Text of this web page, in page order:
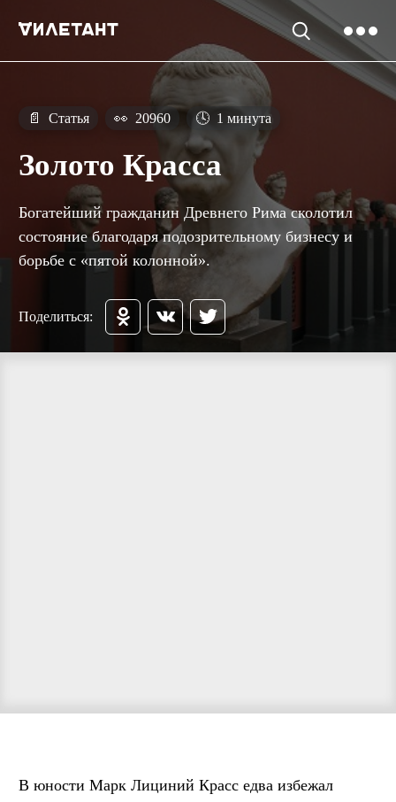
📄 Статья 👀 20960 🕓 1 минута
Золото Красса
Богатейший гражданин Древнего Рима сколотил
состояние благодаря подозрительному бизнесу и
борьбе с «пятой колонной».
Поделиться:
В юности Марк Лициний Красс едва избежал